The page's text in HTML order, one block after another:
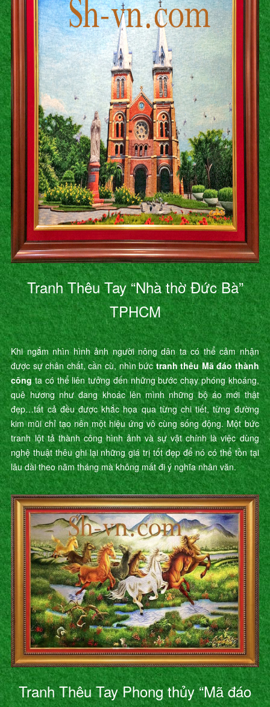
Tranh Thêu Tay “Nhà thờ Đức Bà”
TPHCM
Khi ngắm nhìn hình ảnh người nông dân ta có thể cảm nhận
được sự chân chất, cần cù, nhìn bứctranh thêu Mã đáo thành
côngta có thể liên tưởng đến những bước chạy phóng khoáng,
quê hương như đang khoác lên mình những bộ áo mới thật
đẹp…tất cả đều được khắc họa qua từng chi tiết, từng đường
kim mũi chỉ tạo nên một hiệu ứng vô cùng sống động. Một bức
tranh lột tả thành công hình ảnh và sự vật chính là việc dùng
nghệ thuật thêu ghi lại những giá trị tốt đẹp để nó có thể tồn tại
lâu dài theo năm tháng mà không mất đi ý nghĩa nhân văn.
Tranh Thêu Tay Phong thủy “Mã đáo